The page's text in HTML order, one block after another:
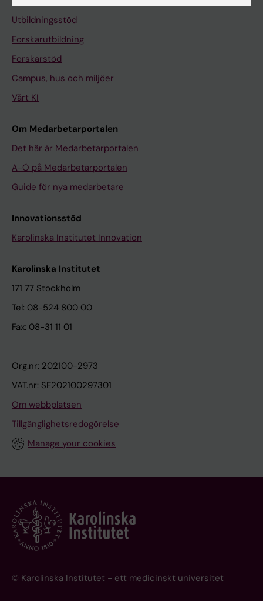
Utbildningsstöd
Forskarutbildning
Forskarstöd
Campus, hus och miljöer
Vårt KI
Om Medarbetarportalen
Det här är Medarbetarportalen
A-Ö på Medarbetarportalen
Guide för nya medarbetare
Innovationsstöd
Karolinska Institutet Innovation
Karolinska Institutet
171 77 Stockholm
Tel: 08-524 800 00
Fax: 08-31 11 01
Org.nr: 202100-2973
VAT.nr: SE202100297301
Om webbplatsen
Tillgänglighetsredogörelse
Manage your cookies
© Karolinska Institutet - ett medicinskt universitet